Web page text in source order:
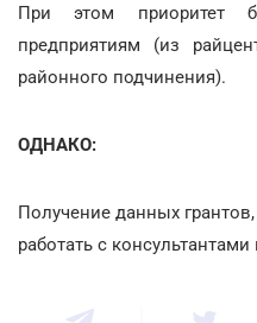
При этом приоритет
предприятиям (из
районного подчинения).
ОДНАКО:
Получение данных
работать с